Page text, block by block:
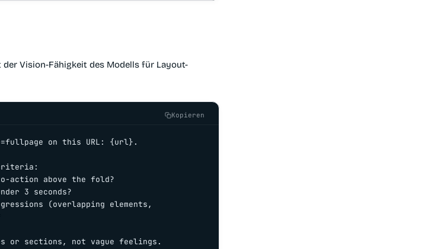
Vision-Fähigkeit des Modells für Layout-
Kopieren
on this URL: {url}.
above the fold?
3 seconds?
(overlapping elements,
or sections, not vague feelings.